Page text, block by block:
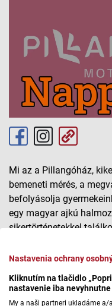
Nastavenia ochrany
Kliknutím na tlačidlo
nastavenie iba
My a naši partneri ukladáme
Mi az a Pillangóház,
bemeneti mérés, a
befolyásolja
egy magyar ajkú
sikertörténetekkel
szlovákiai Pillangóház
központ vezetőjével
A teljes beszélgetés itt